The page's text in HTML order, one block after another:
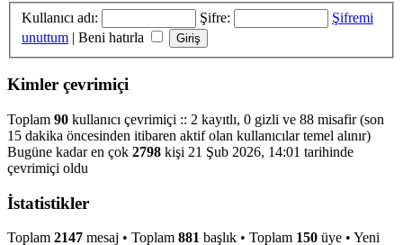
Kullanıcı adı: Şifre:
Şifremi
unuttum | Beni hatırla
Kimler çevrimiçi
Toplam 90 kullanıcı çevrimiçi :: 2 kayıtlı, 0 gizli ve 88 misafir (son
15 dakika öncesinden itibaren aktif olan kullanıcılar temel alınır)
Bugüne kadar en çok 2798 kişi 21 Şub 2026, 14:01 tarihinde
çevrimiçi oldu
İstatistikler
Toplam 2147 mesaj • Toplam 881 başlık • Toplam 150 üye • Yeni